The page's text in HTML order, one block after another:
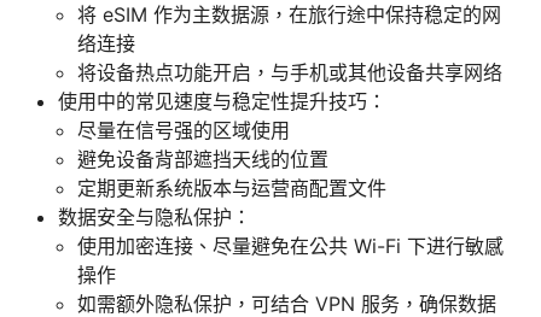
将 eSIM 作为主数据源，在旅行途中保持稳定的网
络连接
将设备热点功能开启，与手机或其他设备共享网络
使用中的常见速度与稳定性提升技巧：
尽量在信号强的区域使用
避免设备背部遮挡天线的位置
定期更新系统版本与运营商配置文件
数据安全与隐私保护：
使用加密连接、尽量避免在公共 Wi-Fi 下进行敏感
操作
如需额外隐私保护，可结合 VPN 服务，确保数据